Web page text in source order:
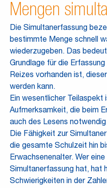
Mengen
Die Simultanerfassung
bestimmte Menge schnell
wiederzugeben. Das
Grundlage für die
Reizes vorhanden ist,
werden kann.
Ein wesentlicher Teilaspekt
Aufmerksamkeit, die beim
auch des Lesens
Die Fähigkeit zur
die gesamte Schulzeit hin
Erwachsenenalter. Wer
Simultanerfassung hat, hat
Schwierigkeiten in der